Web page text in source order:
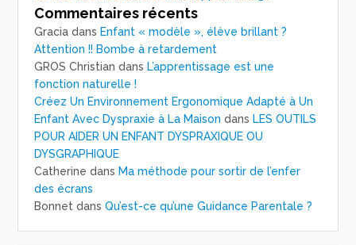
Commentaires récents
Gracia dans Enfant « modèle », élève brillant ?
Attention !! Bombe à retardement
GROS Christian dans L’apprentissage est une
fonction naturelle !
Créez Un Environnement Ergonomique Adapté à Un
Enfant Avec Dyspraxie à La Maison dans LES OUTILS
POUR AIDER UN ENFANT DYSPRAXIQUE OU
DYSGRAPHIQUE
Catherine dans Ma méthode pour sortir de l’enfer
des écrans
Bonnet dansQu’est-ce qu’une Guidance Parentale ?